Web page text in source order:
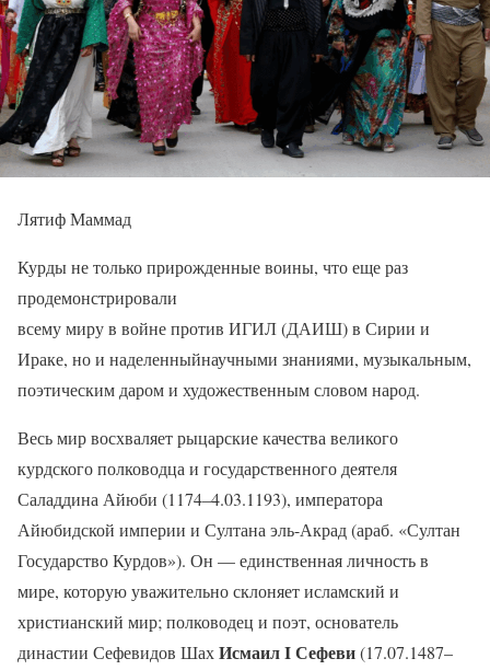
Лятиф Маммад
Курды не только прирожденные воины, что еще раз
продемонстрировали
всему миру в войне против ИГИЛ (ДАИШ) в Сирии и
Ираке, но и наделенныйнаучными знаниями, музыкальным,
поэтическим даром и художественным словом народ.
Весь мир восхваляет рыцарские качества великого
курдского полководца и государственного деятеля
Саладдина Айюби (1174–4.03.1193), императора
Айюбидской империи и Султана эль-Акрад (араб. «Султан
Государство Курдов»). Он — единственная личность в
мире, которую уважительно склоняет исламский и
христианский мир; полководец и поэт, основатель
династии Сефевидов ШахИсмаил I Сефеви(17.07.1487–